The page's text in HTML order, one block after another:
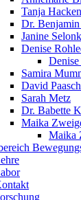
Tanja
Dr.
Janine
Denise
Samira
David
Sarah Metz
Dr. Babette
Maika
Maika